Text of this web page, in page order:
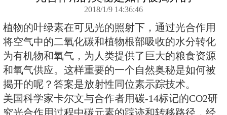
仁日 产品介绍
光合作用的奥秘是如何
2018/1/9 14:36:46
植物的叶绿素在可见光的照射下，
将空气中的二氧化碳和植物根部吸